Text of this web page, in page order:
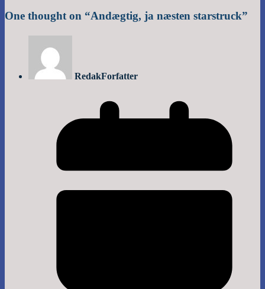
One thought on “Andægtig, ja næsten starstruck”
RedakForfatter